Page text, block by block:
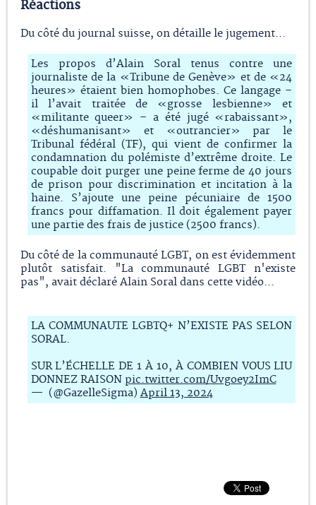
Réactions
Du côté du journal suisse, on détaille le jugement...
Les propos d’Alain Soral tenus contre une
journaliste de la «Tribune de Genève» et de «24
heures» étaient bien homophobes. Ce langage –
il l’avait traitée de «grosse lesbienne» et
«militante queer» – a été jugé «rabaissant»,
«déshumanisant» et «outrancier» par le
Tribunal fédéral (TF), qui vient de confirmer la
condamnation du polémiste d’extrême droite. Le
coupable doit purger une peine ferme de 40 jours
de prison pour discrimination et incitation à la
haine. S’ajoute une peine pécuniaire de 1500
francs pour diffamation. Il doit également payer
une partie des frais de justice (2500 francs).
Du côté de la communauté LGBT, on est évidemment
plutôt satisfait. "La communauté LGBT n'existe
pas", avait déclaré Alain Soral dans cette vidéo...
LA COMMUNAUTE LGBTQ+ N’EXISTE PAS SELON
SORAL.
SUR L’ÉCHELLE DE 1 À 10, À COMBIEN VOUS LIU
DONNEZ RAISON pic.twitter.com/Uvgoey2ImC
— (@GazelleSigma) April 13, 2024